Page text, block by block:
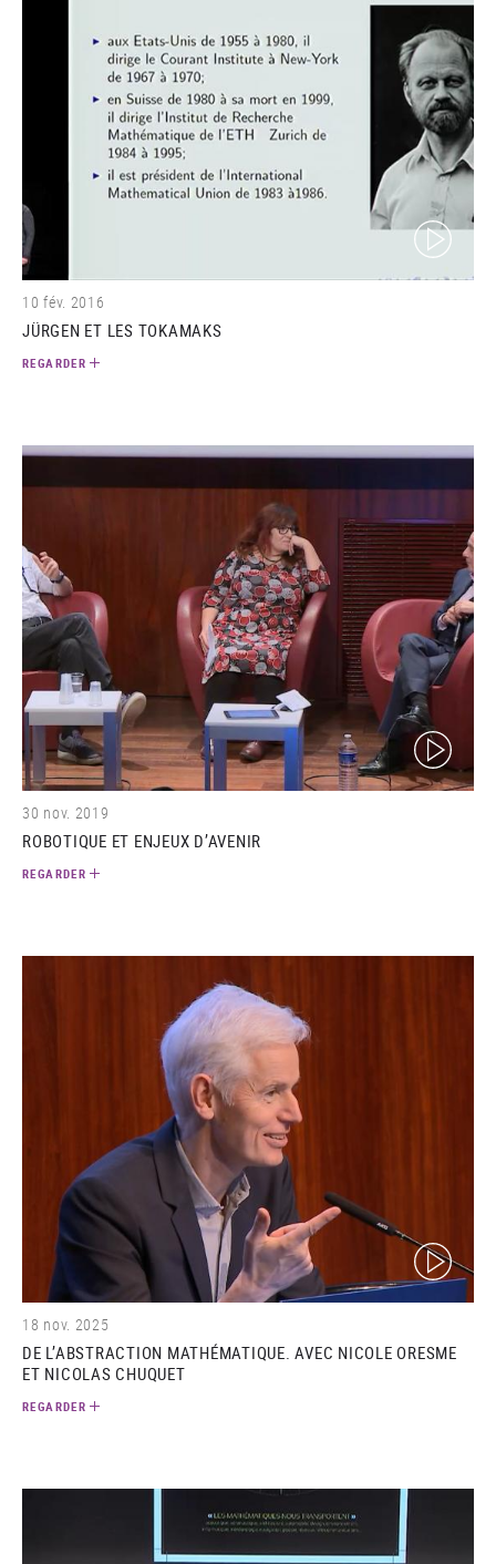
(video)
10 fév. 2016
JÜRGEN ET LES TOKAMAKS
REGARDER
(video)
30 nov. 2019
ROBOTIQUE ET ENJEUX D’AVENIR
REGARDER
(video)
18 nov. 2025
DE L’ABSTRACTION MATHÉMATIQUE. AVEC NICOLE ORESME
ET NICOLAS CHUQUET
REGARDER